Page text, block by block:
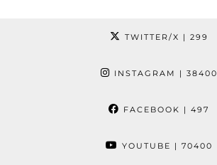
TWITTER/X | 299
INSTAGRAM | 38400
FACEBOOK | 497
YOUTUBE | 70400